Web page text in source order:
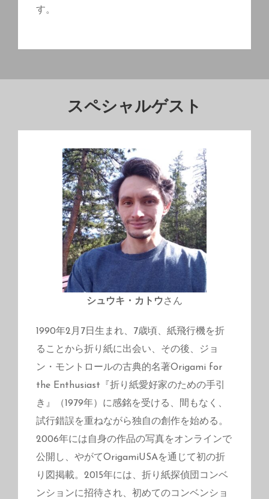
す。
スペシャルゲスト
シュウキ・カトウさん
1990年2月7日生まれ、7歳頃、紙飛行機を折
ることから折り紙に出会い、その後、ジョ
ン・モントロールの古典的名著Origami for
the Enthusiast『折り紙愛好家のための手引
き』（1979年）に感銘を受ける、間もなく、
試行錯誤を重ねながら独自の創作を始める。
2006年には自身の作品の写真をオンラインで
公開し、やがてOrigamiUSAを通じて初の折
り図掲載。2015年には、折り紙探偵団コンベ
ンションに招待され、初めてのコンベンショ